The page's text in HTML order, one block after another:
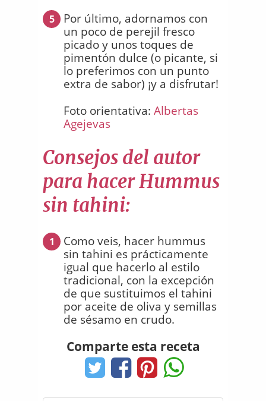
5
Por último, adornamos con
un poco de perejil fresco
picado y unos toques de
pimentón dulce (o picante, si
lo preferimos con un punto
extra de sabor) ¡y a disfrutar!
Foto orientativa: Albertas
Agejevas
Consejos del autor
para hacer Hummus
sin tahini:
1
Como veis, hacer hummus
sin tahini es prácticamente
igual que hacerlo al estilo
tradicional, con la excepción
de que sustituimos el tahini
por aceite de oliva y semillas
de sésamo en crudo.
Comparte esta receta